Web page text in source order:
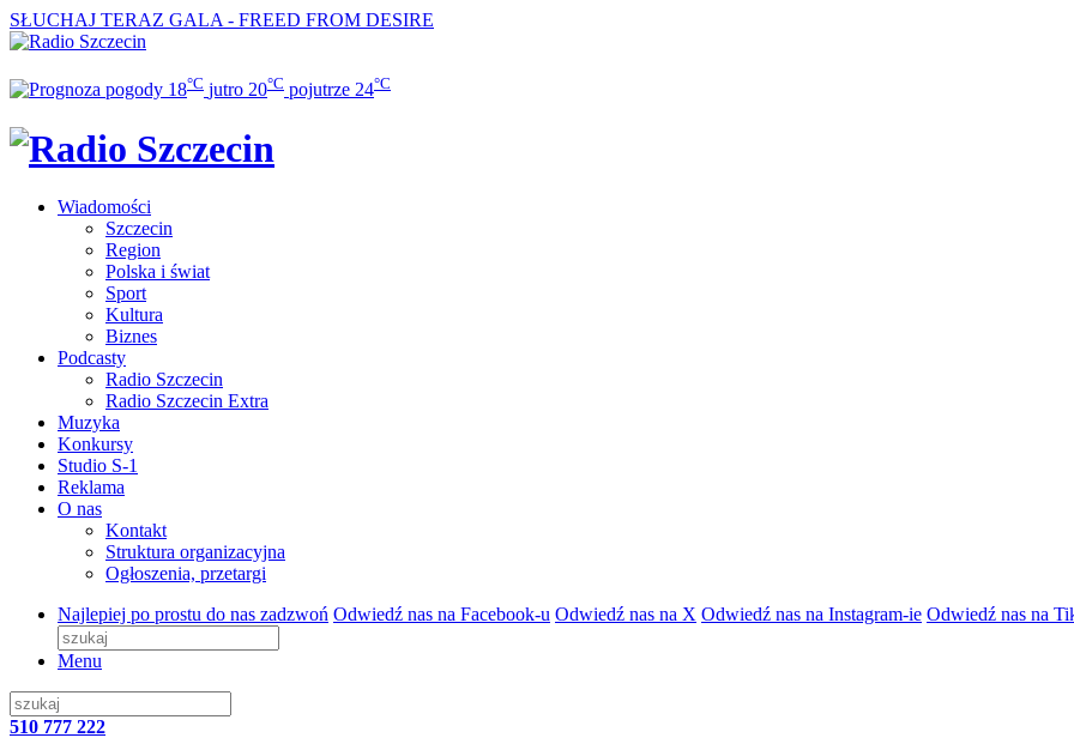
SŁUCHAJ TERAZ GALA - FREED FROM DESIRE
18°C jutro 20°C pojutrze 24°C
Wiadomości
Szczecin
Region
Polska i świat
Sport
Kultura
Biznes
Podcasty
Radio Szczecin
Radio Szczecin Extra
Muzyka
Konkursy
Studio S-1
Reklama
O nas
Kontakt
Struktura organizacyjna
Ogłoszenia, przetargi
Najlepiej po prostu do nas zadzwoń Odwiedź nas na Facebook-u Odwiedź nas na X Odwiedź nas na Instagram-ie Odwiedź nas na
Menu
510 777 222